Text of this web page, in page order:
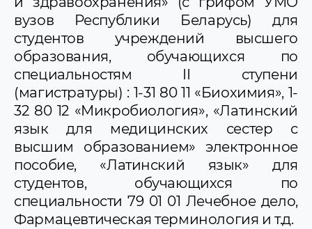
вузов Республики Беларусь) для
студентов учреждений высшего
образования, обучающихся по
специальностям II ступени
(магистратуры) : 1-31 80 11 «Биохимия», 1-
32 80 12 «Микробиология», «Латинский
язык для медицинских сестер с
высшим образованием» электронное
пособие, «Латинский язык» для
студентов, обучающихся по
специальности 79 01 01 Лечебное дело,
Фармацевтическая терминология и т.д.